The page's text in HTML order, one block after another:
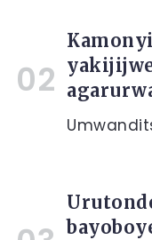
yakijijwe